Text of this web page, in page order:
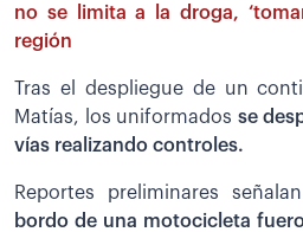
no se limita a la droga,
región
Tras el despliegue de un
Matías, los uniformados se
vías realizando controles.
Reportes preliminares
bordo de una motocicleta